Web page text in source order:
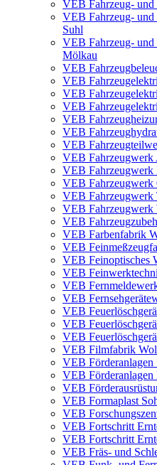
VEB Fahrzeug- und
VEB Fahrzeug- und
Suhl
VEB Fahrzeug- und
Mölkau
VEB
VEB
VEB
VEB
VEB
VEB
VEB
VEB Fahrzeugwerk
VEB Fahrzeugwerk
VEB Fahrzeugwerk
VEB Fahrzeugwerk
VEB Fahrzeugwerk
VEB
VEB Farbenfabrik
VEB
VEB Feinoptisches
VEB
VEB
VEB
VEB
VEB
VEB
VEB Filmfabrik
VEB
VEB Förderanlagen
VEB
VEB Formaplast
VEB
VEB Fortschritt
VEB Fortschritt
VEB Fräs- und